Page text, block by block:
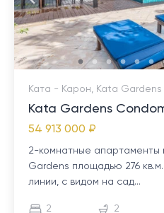
Ката - Карон, Kata Gardens
Kata Gardens
54 913 000 ₽
2-комнатные апартаменты
Gardens площадью 276
линии, с видом на сад...
2 2